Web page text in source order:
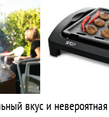
вкус и